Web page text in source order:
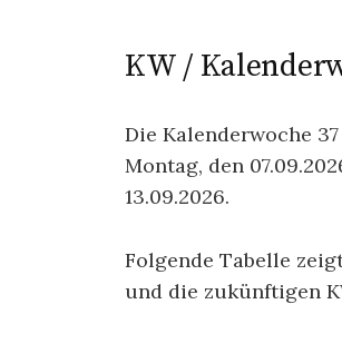
KW /
Die Kalenderwoche
Montag, den
13.09.2026.
Folgende Tabelle
und die zukünftigen